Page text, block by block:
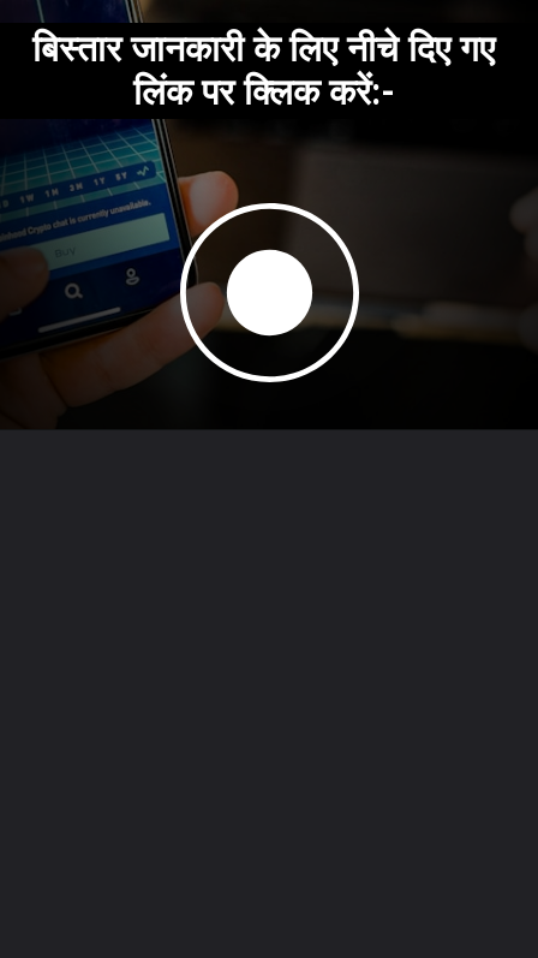
बिस्तार जानकारी के लिए नीचे दिए गए
लिंक पर क्लिक करें:-